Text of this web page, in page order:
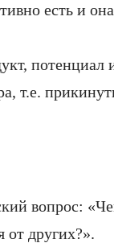
есть и
потенциал
т.е.
вопрос:
от других?».